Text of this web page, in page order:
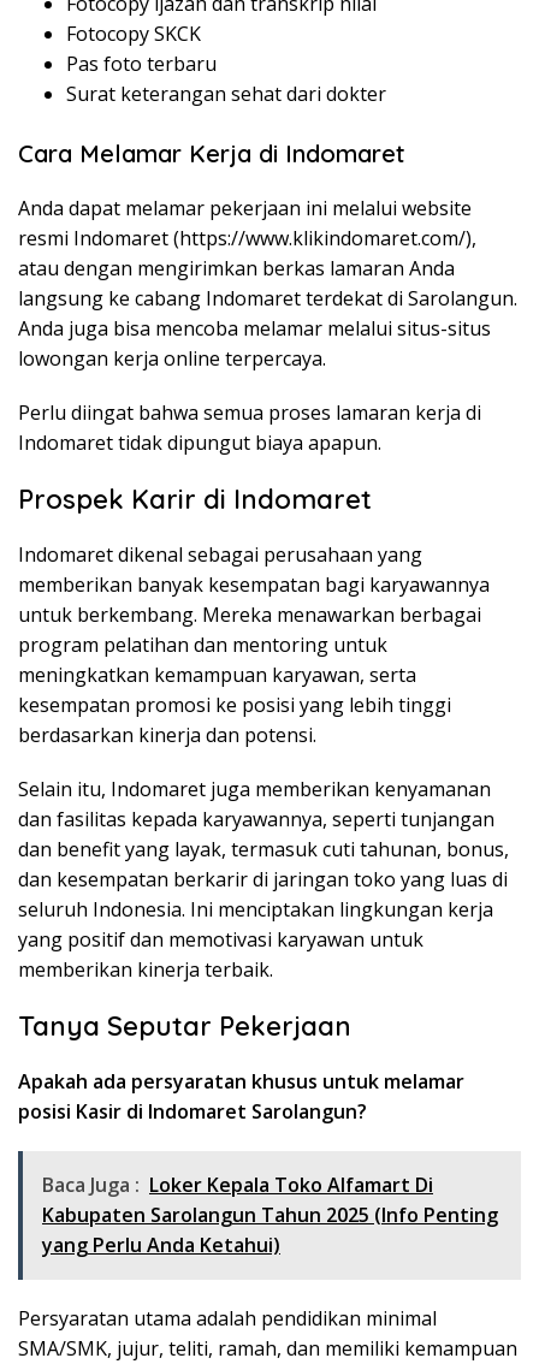
Fotocopy SKCK
Pas foto terbaru
Surat keterangan sehat dari dokter
Cara Melamar Kerja di Indomaret
Anda dapat melamar pekerjaan ini melalui website
resmi Indomaret (https://www.klikindomaret.com/),
atau dengan mengirimkan berkas lamaran Anda
langsung ke cabang Indomaret terdekat di Sarolangun.
Anda juga bisa mencoba melamar melalui situs-situs
lowongan kerja online terpercaya.
Perlu diingat bahwa semua proses lamaran kerja di
Indomaret tidak dipungut biaya apapun.
Prospek Karir di Indomaret
Indomaret dikenal sebagai perusahaan yang
memberikan banyak kesempatan bagi karyawannya
untuk berkembang. Mereka menawarkan berbagai
program pelatihan dan mentoring untuk
meningkatkan kemampuan karyawan, serta
kesempatan promosi ke posisi yang lebih tinggi
berdasarkan kinerja dan potensi.
Selain itu, Indomaret juga memberikan kenyamanan
dan fasilitas kepada karyawannya, seperti tunjangan
dan benefit yang layak, termasuk cuti tahunan, bonus,
dan kesempatan berkarir di jaringan toko yang luas di
seluruh Indonesia. Ini menciptakan lingkungan kerja
yang positif dan memotivasi karyawan untuk
memberikan kinerja terbaik.
Tanya Seputar Pekerjaan
Apakah ada persyaratan khusus untuk melamar
posisi Kasir di Indomaret Sarolangun?
Baca Juga : Loker Kepala Toko Alfamart Di
Kabupaten Sarolangun Tahun 2025 (Info Penting
yang Perlu Anda Ketahui)
Persyaratan utama adalah pendidikan minimal
SMA/SMK, jujur, teliti, ramah, dan memiliki kemampuan